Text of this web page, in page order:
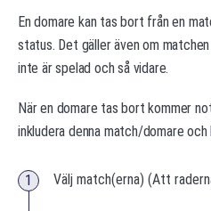
En domare kan tas bort från en
status. Det gäller även om
inte är spelad och så vidare.
När en domare tas bort kommer
inkludera denna match/domare och
Välj match(erna) (Att